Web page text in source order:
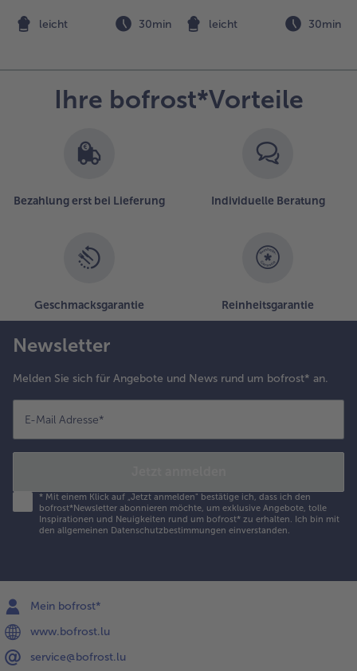
leicht 30min
und Kräutern
leicht 30min
Ihre bofrost*Vorteile
Bezahlung erst bei Lieferung Individuelle Beratung
Geschmacksgarantie Reinheitsgarantie
Newsletter
Melden Sie sich für Angebote und News rund um bofrost* an.
E-Mail Adresse*
* Mit einem Klick auf „Jetzt anmelden" bestätige ich, dass ich den
bofrost*Newsletter abonnieren möchte, um exklusive Angebote, tolle
Inspirationen und Neuigkeiten rund um bofrost* zu erhalten. Ich bin mit
den allgemeinen Datenschutzbestimmungen einverstanden.
Mein bofrost*
www.bofrost.lu
service@bofrost.lu